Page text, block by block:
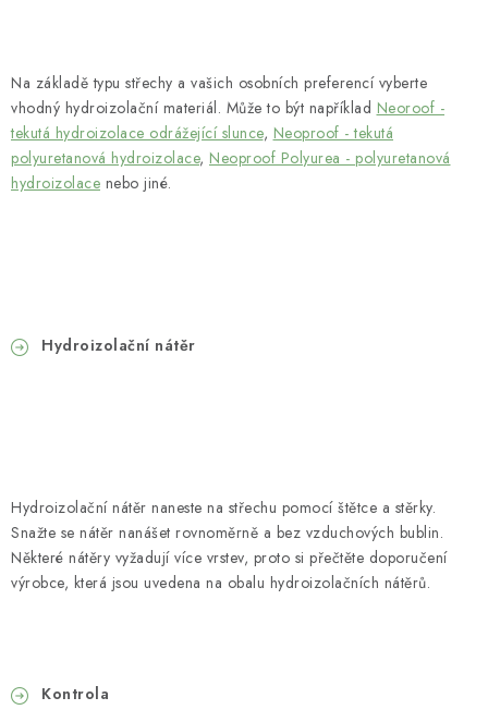
Na základě typu střechy a vašich osobních preferencí vyberte
vhodný hydroizolační materiál. Může to být například Neoroof -
tekutá hydroizolace odrážející slunce, Neoproof - tekutá
polyuretanová hydroizolace, Neoproof Polyurea - polyuretanová
hydroizolace nebo jiné.
Hydroizolační nátěr
Hydroizolační nátěr naneste na střechu pomocí štětce a stěrky.
Snažte se nátěr nanášet rovnoměrně a bez vzduchových bublin.
Některé nátěry vyžadují více vrstev, proto si přečtěte doporučení
výrobce, která jsou uvedena na obalu hydroizolačních nátěrů.
Kontrola